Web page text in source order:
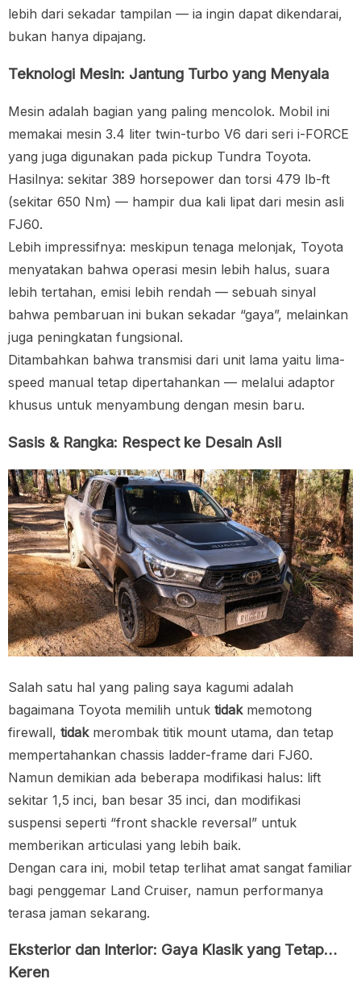
lebih dari sekadar tampilan — ia ingin dapat dikendarai,
bukan hanya dipajang.
Teknologi Mesin: Jantung Turbo yang Menyala
Mesin adalah bagian yang paling mencolok. Mobil ini
memakai mesin 3.4 liter twin-turbo V6 dari seri i-FORCE
yang juga digunakan pada pickup Tundra Toyota.
Hasilnya: sekitar 389 horsepower dan torsi 479 lb-ft
(sekitar 650 Nm) — hampir dua kali lipat dari mesin asli
FJ60.
Lebih impressifnya: meskipun tenaga melonjak, Toyota
menyatakan bahwa operasi mesin lebih halus, suara
lebih tertahan, emisi lebih rendah — sebuah sinyal
bahwa pembaruan ini bukan sekadar “gaya”, melainkan
juga peningkatan fungsional.
Ditambahkan bahwa transmisi dari unit lama yaitu lima-
speed manual tetap dipertahankan — melalui adaptor
khusus untuk menyambung dengan mesin baru.
Sasis & Rangka: Respect ke Desain Asli
Salah satu hal yang paling saya kagumi adalah
bagaimana Toyota memilih untuk tidakmemotong
firewall, tidakmerombak titik mount utama, dan tetap
mempertahankan chassis ladder-frame dari FJ60.
Namun demikian ada beberapa modifikasi halus: lift
sekitar 1,5 inci, ban besar 35 inci, dan modifikasi
suspensi seperti “front shackle reversal” untuk
memberikan articulasi yang lebih baik.
Dengan cara ini, mobil tetap terlihat amat sangat familiar
bagi penggemar Land Cruiser, namun performanya
terasa jaman sekarang.
Eksterior dan Interior: Gaya Klasik yang Tetap…
Keren